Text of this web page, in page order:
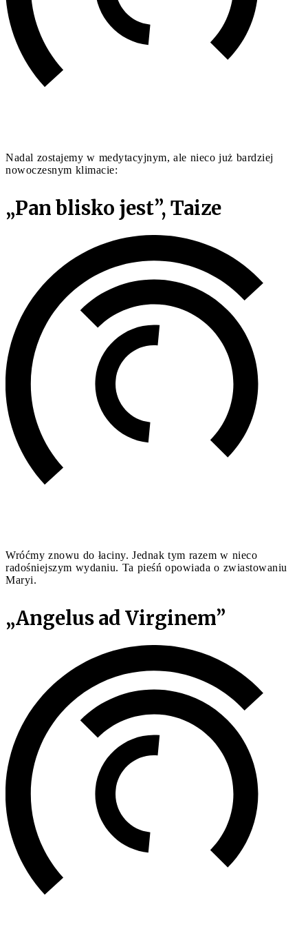
Nadal zostajemy w medytacyjnym, ale nieco już bardziej
nowoczesnym klimacie:
„Pan blisko jest”, Taize
Wróćmy znowu do łaciny. Jednak tym razem w nieco
radośniejszym wydaniu. Ta pieśń opowiada o zwiastowaniu
Maryi.
„Angelus ad Virginem”